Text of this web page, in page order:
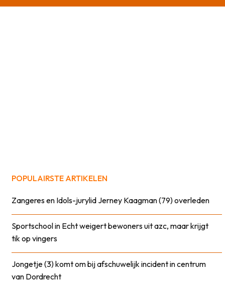
POPULAIRSTE ARTIKELEN
Zangeres en Idols-jurylid Jerney Kaagman (79) overleden
Sportschool in Echt weigert bewoners uit azc, maar krijgt
tik op vingers
Jongetje (3) komt om bij afschuwelijk incident in centrum
van Dordrecht